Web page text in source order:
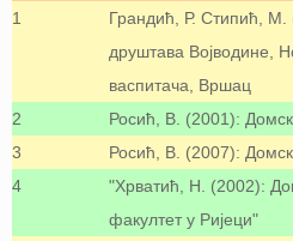
1
Грандић, Р. Стипић, М.
друштава Војводине,
васпитача, Вршац
2
Росић, В. (2001):
3
Росић, В. (2007):
4
"Хрватић, Н. (2002):
факултет у Ријеци"